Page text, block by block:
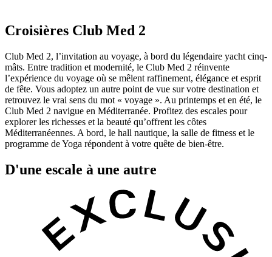
Croisières Club Med 2
Club Med 2, l’invitation au voyage, à bord du légendaire yacht cinq-
mâts. Entre tradition et modernité, le Club Med 2 réinvente
l’expérience du voyage où se mêlent raffinement, élégance et esprit
de fête. Vous adoptez un autre point de vue sur votre destination et
retrouvez le vrai sens du mot « voyage ». Au printemps et en été, le
Club Med 2 navigue en Méditerranée. Profitez des escales pour
explorer les richesses et la beauté qu’offrent les côtes
Méditerranéennes. A bord, le hall nautique, la salle de fitness et le
programme de Yoga répondent à votre quête de bien-être.
D'une escale à une autre